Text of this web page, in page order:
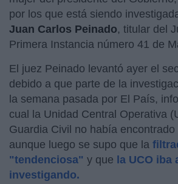
por los que está siendo
Juan Carlos Peinado, titular del
Primera Instancia número 41 de
El juez Peinado levantó ayer el
debido a que parte de la
la semana pasada por El País,
cual la Unidad Central Operativa
Guardia Civil no había
aunque luego se supo que la
"tendenciosa" y que la UCO iba
investigando.